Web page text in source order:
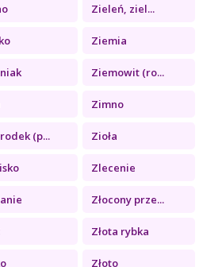
Zieleń, ziel...
Ziemia
Ziemowit (ro...
Zimno
(p... Zioła
Zlecenie
Złocony prze...
Złota rybka
Złoto